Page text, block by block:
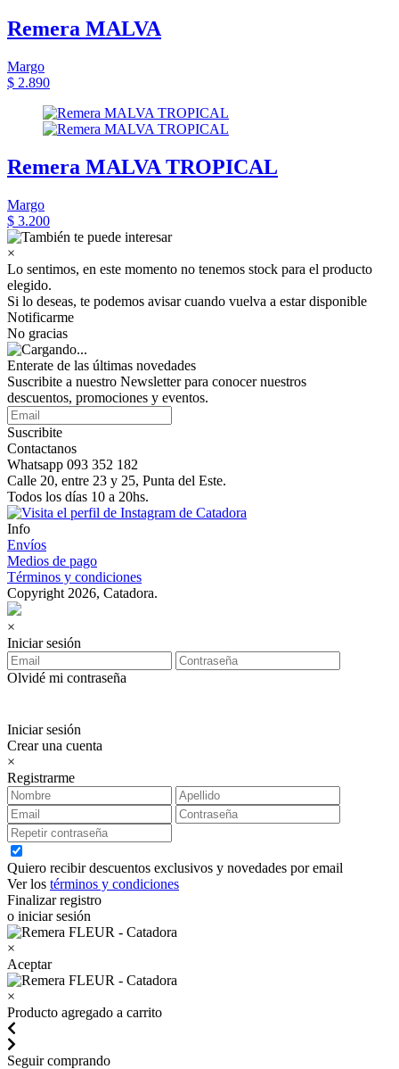
Remera MALVA
Margo
$ 2.890
Remera MALVA TROPICAL
Margo
$ 3.200
×
Lo sentimos, en este momento no tenemos stock para el producto
elegido.
Si lo deseas, te podemos avisar cuando vuelva a estar disponible
Notificarme
No gracias
Enterate de las últimas novedades
Suscribite a nuestro Newsletter para conocer nuestros
descuentos, promociones y eventos.
Suscribite
Contactanos
Whatsapp 093 352 182
Calle 20, entre 23 y 25, Punta del Este.
Todos los días 10 a 20hs.
Info
Envíos
Medios de pago
Términos y condiciones
Copyright 2026, Catadora.
×
Iniciar sesión
Olvidé mi contraseña
Iniciar sesión
Crear una cuenta
×
Registrarme
Quiero recibir descuentos exclusivos y novedades por email
Ver los términos y condiciones
Finalizar registro
o iniciar sesión
×
Aceptar
×
Producto agregado a carrito
Seguir comprando